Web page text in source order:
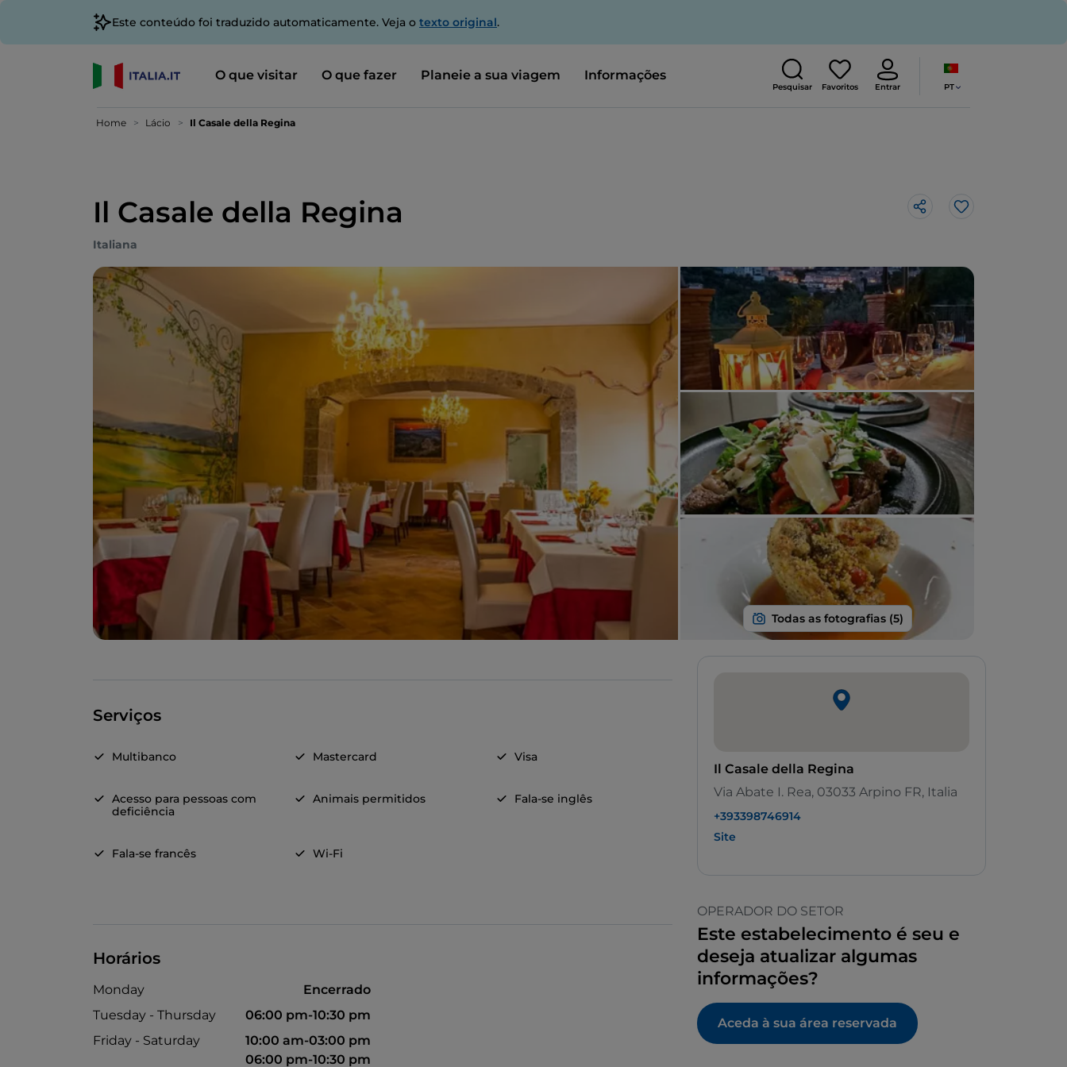
Este conteúdo foi traduzido automaticamente. Veja o texto original.
O que visitar O que fazer Planeie a sua viagem Informações
Pesquisar Favoritos Entrar PT
Home Lácio Il Casale della Regina
Il Casale della Regina Gosto
Italiana
Serviços
Multibanco Mastercard Visa
Acesso para pessoas com
deficiência
Animais permitidos Fala-se inglês
Fala-se francês Wi-Fi
Horários
Monday
Encerrado
Tuesday - Thursday
06:00 pm-10:30 pm
Friday - Saturday
10:00 am-03:00 pm
06:00 pm-10:30 pm
Il Casale della Regina
Via Abate I. Rea, 03033 Arpino FR, Italia
+393398746914
Site
OPERADOR DO SETOR
Este estabelecimento é seu e
deseja atualizar algumas
informações?
Aceda à sua área reservada